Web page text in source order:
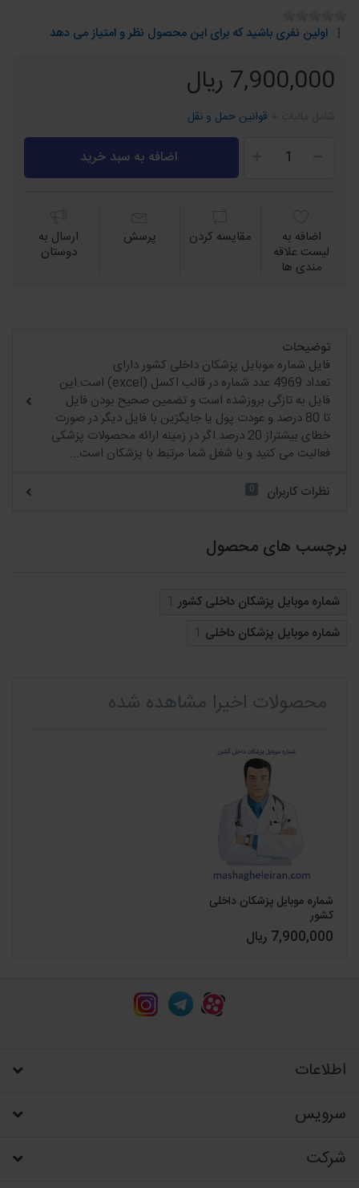
اولین نفری باشید که برای این محصول نظر و امتیاز می دهد
7,900,000 ریال
قوانین حمل و نقل
اضافه به سبد خرید
اضافه به
لیست علاقه
مندی ها
مقايسه كردن پرسش ارسال به
دوستان
توضیحات
فایل شماره موبایل پزشکان داخلی کشور دارای
تعداد 4969 عدد شماره در قالب اکسل (excel) است.این
فایل به تازگی بروزشده است و تضمین صحیح بودن فایل
تا 80 درصد و عودت پول یا جایگزین با فایل دیگر در صورت
خطای بیشتراز 20 درصد.اگر در زمینه ارائه محصولات پزشکی
فعالیت می کنید و یا شغل شما مرتبط با پزشکان است...
نظرات کاربران
0
برچسب های محصول
شماره موبایل پزشکان داخلی کشور 1
شماره موبایل پزشکان داخلی 1
محصولات اخیرا مشاهده شده
شماره موبایل پزشکان داخلی
کشور
7,900,000 ریال
اطلاعات
سرویس
شرکت